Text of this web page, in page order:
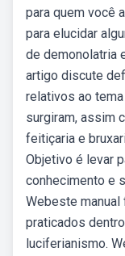
para quem você
para elucidar
de demonolatria
artigo discute
relativos ao
surgiram, assim
feitiçaria e
Objetivo é levar
conhecimento e
Webeste manual
praticados
luciferianismo.